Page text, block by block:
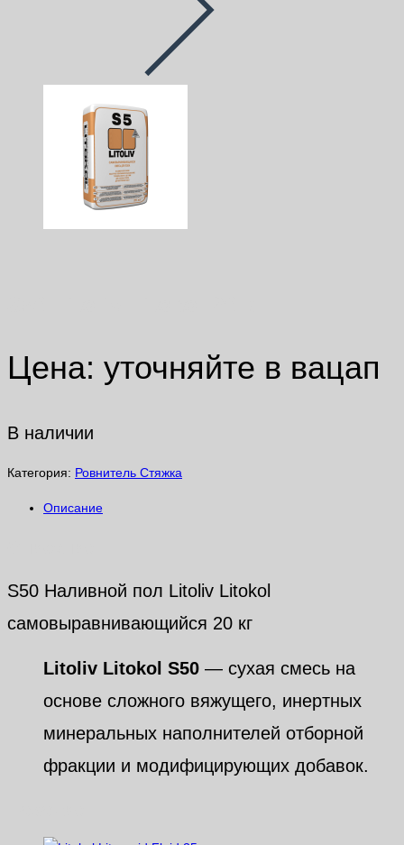
Цена: уточняйте в вацап
В наличии
Категория: Ровнитель Стяжка
Описание
S50 Наливной пол Litoliv Litokol
самовыравнивающийся 20 кг
Litoliv Litokol S50 — сухая смесь на
основе сложного вяжущего, инертных
минеральных наполнителей отборной
фракции и модифицирующих добавок.